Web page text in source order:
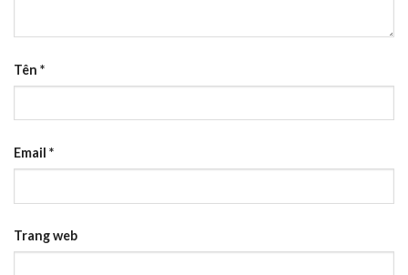
Tên *
Email *
Trang web